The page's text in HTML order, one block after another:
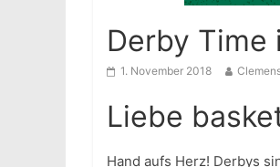
Derby Time
1. November 2018
Liebe
Hand aufs Herz! Derbys